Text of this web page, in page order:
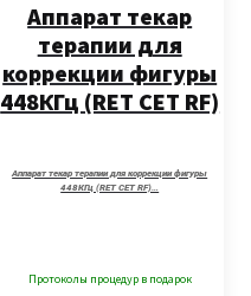
Аппарат текар
терапии для
коррекции фигуры
448КГц (RET CET RF)
Аппарат текар терапии для коррекции фигуры
448КГц (RET CET RF)…
Протоколы процедур в подарок